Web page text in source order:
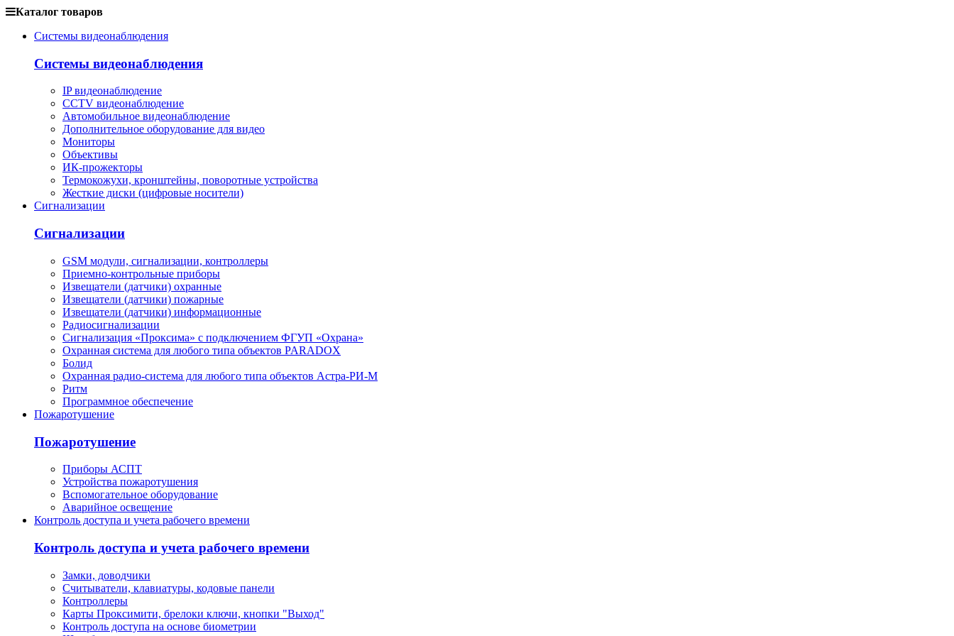
Каталог товаров
Системы видеонаблюдения
Системы видеонаблюдения
IP видеонаблюдение
CCTV видеонаблюдение
Автомобильное видеонаблюдение
Дополнительное оборудование для видео
Мониторы
Объективы
ИК-прожекторы
Термокожухи, кронштейны, поворотные устройства
Жесткие диски (цифровые носители)
Сигнализации
Сигнализации
GSM модули, сигнализации, контроллеры
Приемно-контрольные приборы
Извещатели (датчики) охранные
Извещатели (датчики) пожарные
Извещатели (датчики) информационные
Радиосигнализации
Сигнализация «Проксима» с подключением ФГУП «Охрана»
Охранная система для любого типа объектов PARADOX
Болид
Охранная радио-система для любого типа объектов Астра-РИ-М
Ритм
Программное обеспечение
Пожаротушение
Пожаротушение
Приборы АСПТ
Устройства пожаротушения
Вспомогательное оборудование
Аварийное освещение
Контроль доступа и учета рабочего времени
Контроль доступа и учета рабочего времени
Замки, доводчики
Считыватели, клавиатуры, кодовые панели
Контроллеры
Карты Проксимити, брелоки ключи, кнопки "Выход"
Контроль доступа на основе биометрии